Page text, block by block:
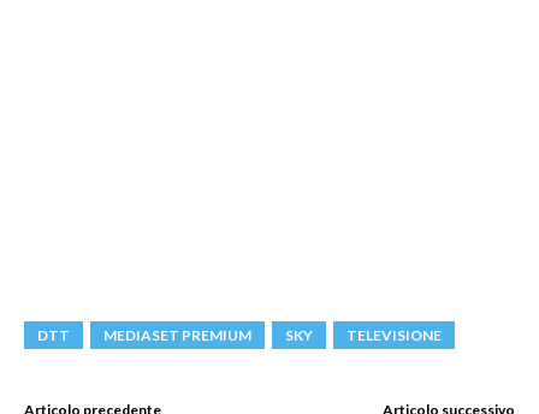
DTT MEDIASET PREMIUM SKY TELEVISIONE
Articolo precedente Articolo successivo